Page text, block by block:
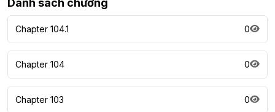
Chapter 104.1 0
Chapter 104 0
Chapter 103 0